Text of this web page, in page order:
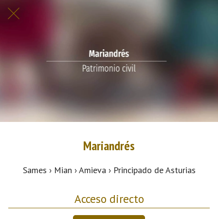
Mariandrés
Sames › Mian › Amieva › Principado de Asturias
Acceso directo